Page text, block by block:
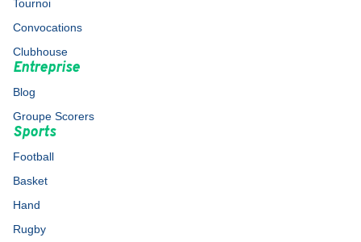
Tournoi
Convocations
Clubhouse
Entreprise
Blog
Groupe Scorers
Sports
Football
Basket
Hand
Rugby